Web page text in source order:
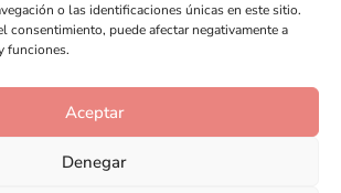
o las identificaciones únicas en este sitio.
consentimiento, puede afectar negativamente a
funciones.
Aceptar
Denegar